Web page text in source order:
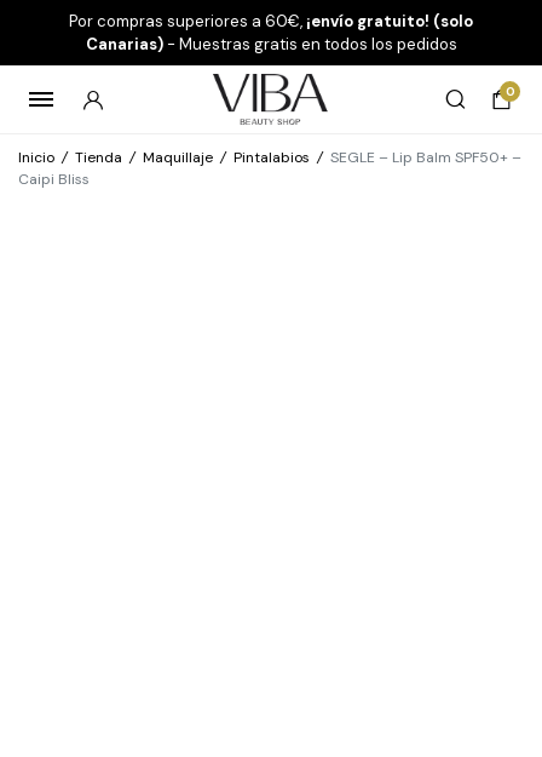
Por compras superiores a 60€, ¡envío gratuito! (solo
Canarias)- Muestras gratis en todos los pedidos
0
Inicio / Tienda / Maquillaje / Pintalabios / SEGLE – Lip Balm SPF50+ –
Caipi Bliss